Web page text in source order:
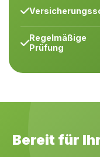
Regelmäßige
Prüfung
Bereit für